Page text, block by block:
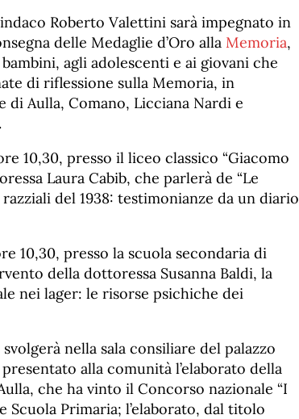
Roberto Valettini sarà impegnato in
delle Medaglie d’Oro alla Memoria,
agli adolescenti e ai giovani che
di riflessione sulla Memoria, in
di Aulla, Comano, Licciana Nardi e
10,30, presso il liceo classico “Giacomo
Laura Cabib, che parlerà de “Le
del 1938: testimonianze da un diario
10,30, presso la scuola secondaria di
della dottoressa Susanna Baldi, la
nei lager: le risorse psichiche dei
svolgerà nella sala consiliare del palazzo
alla comunità l’elaborato della
che ha vinto il Concorso nazionale “I
Scuola Primaria; l’elaborato, dal titolo